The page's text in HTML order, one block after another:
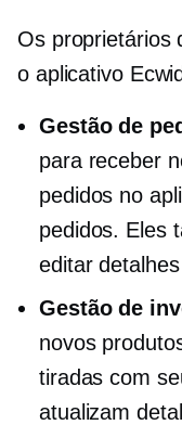
Os proprietários
o aplicativo
Gestão de
para receber
pedidos no
pedidos. Eles
editar
Gestão de
novos
tiradas com
atualizam